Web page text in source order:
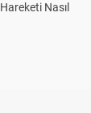
Nasıl